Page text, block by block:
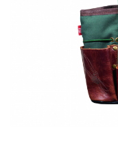
CUTITE PENTRU ALTOIT
CUTITE DE BUZUNAR
FOARFECE ELECTRICE